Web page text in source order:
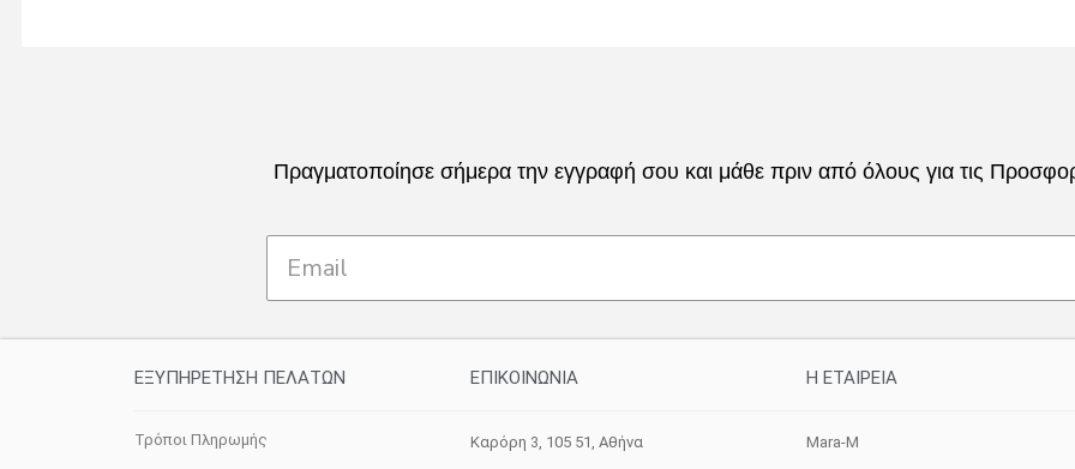
Πραγματοποίησε σήμερα την εγγραφή σου και μάθε πριν από όλους για τις
ΕΞΥΠΗΡΕΤΗΣΗ ΠΕΛΑΤΩΝ
Τρόποι Πληρωμής
ΕΠΙΚΟΙΝΩΝΙΑ
Καρόρη 3, 105 51, Aθήνα
H ETAIΡΕΙΑ
Mara-M